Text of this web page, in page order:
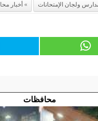
ولجان الإمتحانات أخبار
محافظات